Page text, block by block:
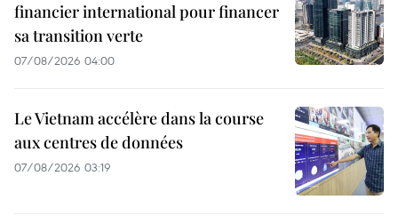
financier international pour financer
sa transition verte
07/08/2026 04:00
Le Vietnam accélère dans la course
aux centres de données
07/08/2026 03:19